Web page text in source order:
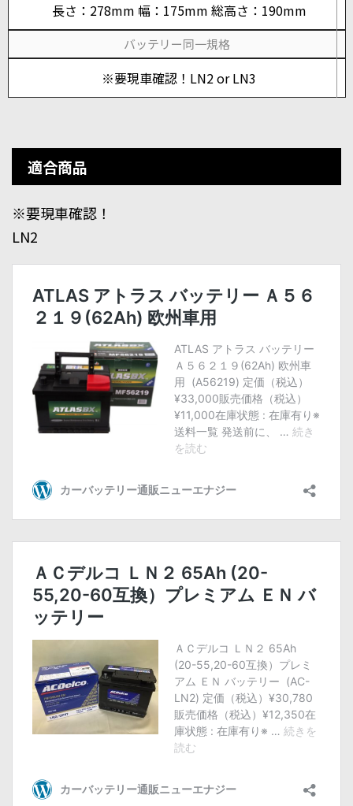
長さ：278mm 幅：175mm 総高さ：190mm
バッテリー同一規格
※要現車確認！LN2 or LN3
適合商品
※要現車確認！
LN2